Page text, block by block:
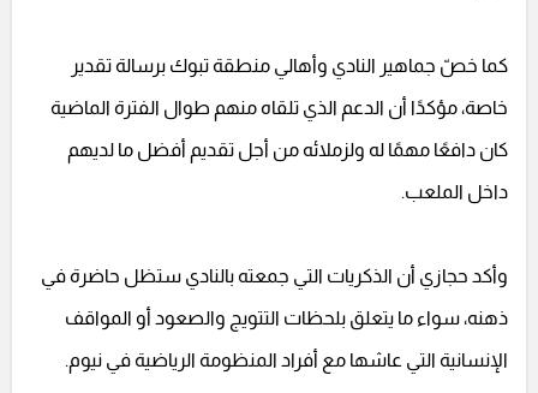
كما خصّ جماهير النادي وأهالي منطقة تبوك برسالة تقدير
خاصة، مؤكدًا أن الدعم الذي تلقاه منهم طوال الفترة الماضية
كان دافعًا مهمًا له ولزملائه من أجل تقديم أفضل ما لديهم
داخل الملعب.
وأكد حجازي أن الذكريات التي جمعته بالنادي ستظل حاضرة في
ذهنه، سواء ما يتعلق بلحظات التتويج والصعود أو المواقف
الإنسانية التي عاشها مع أفراد المنظومة الرياضية في نيوم.